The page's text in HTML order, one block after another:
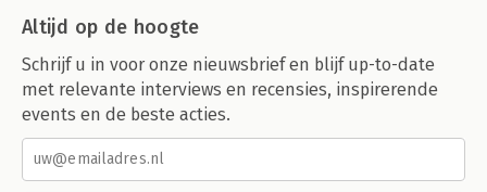
Altijd op de hoogte
Schrijf u in voor onze nieuwsbrief en blijf up-to-date
met relevante interviews en recensies, inspirerende
events en de beste acties.